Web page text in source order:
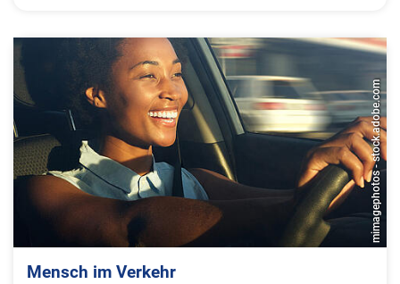
mimagephotos - stock.adobe.com
Mensch im Verkehr